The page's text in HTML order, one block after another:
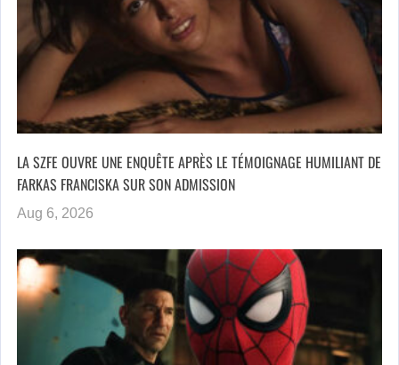
LA SZFE OUVRE UNE ENQUÊTE APRÈS LE TÉMOIGNAGE HUMILIANT DE
FARKAS FRANCISKA SUR SON ADMISSION
Aug 6, 2026